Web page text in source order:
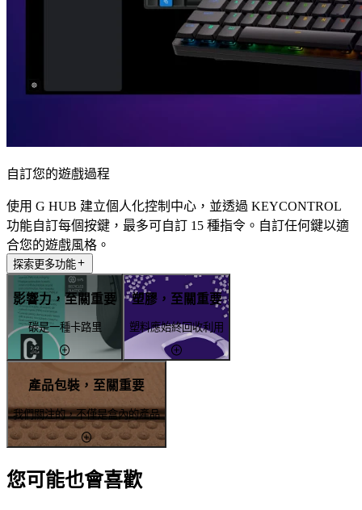
自訂您的遊戲過程
使用 G HUB 建立個人化控制中心，並透過 KEYCONTROL
功能自訂每個按鍵，最多可自訂 15 種指令。自訂任何鍵以適
合您的遊戲風格。
探索更多功能
影響力，至關重要
碳是一種卡路里
塑膠，至關重要
塑料應始終回收利用
產品包裝，至關重要
我們關注的，不僅是盒內的產品
您可能也會喜歡